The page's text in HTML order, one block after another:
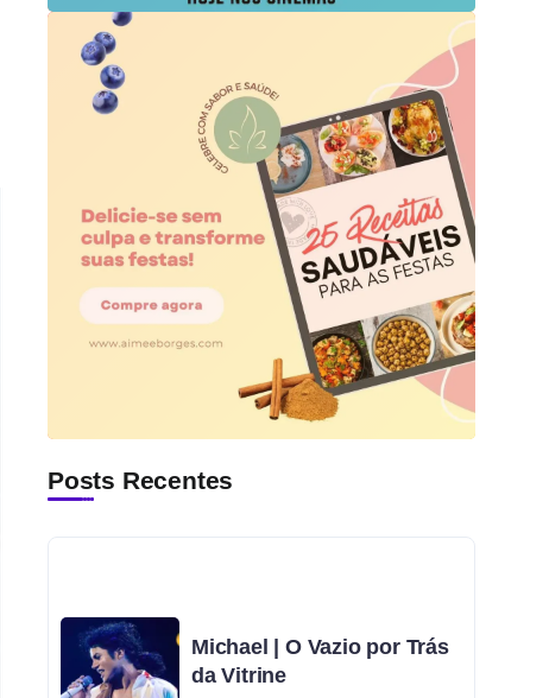
Posts Recentes
Michael | O Vazio por Trás
da Vitrine